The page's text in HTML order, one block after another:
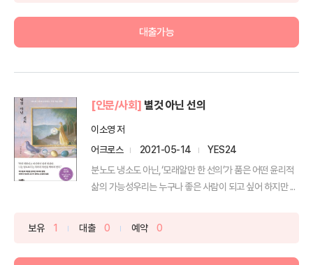
대출가능
[인문/사회] 별것 아닌 선의
이소영 저
어크로스
2021-05-14
YES24
분노도 냉소도 아닌,‘모래알만 한 선의’가 품은 어떤 윤리적
삶의 가능성우리는 누구나 좋은 사람이 되고 싶어 하지만 ...
보유 1 대출 0 예약 0